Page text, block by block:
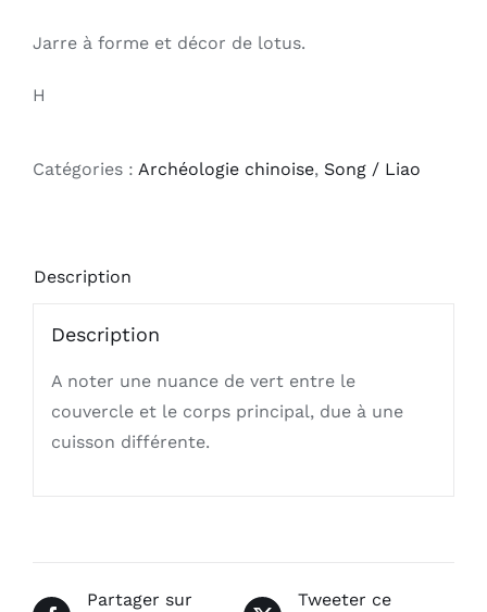
Jarre à forme et décor de lotus.
H
Catégories : Archéologie chinoise, Song / Liao
Description
Description
A noter une nuance de vert entre le
couvercle et le corps principal, due à une
cuisson différente.
Partager sur
Tweeter ce